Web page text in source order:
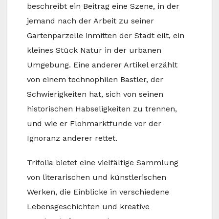
beschreibt ein Beitrag eine Szene, in der
jemand nach der Arbeit zu seiner
Gartenparzelle inmitten der Stadt eilt, ein
kleines Stück Natur in der urbanen
Umgebung. Eine anderer Artikel erzählt
von einem technophilen Bastler, der
Schwierigkeiten hat, sich von seinen
historischen Habseligkeiten zu trennen,
und wie er Flohmarktfunde vor der
Ignoranz anderer rettet.
Trifolia bietet eine vielfältige Sammlung
von literarischen und künstlerischen
Werken, die Einblicke in verschiedene
Lebensgeschichten und kreative